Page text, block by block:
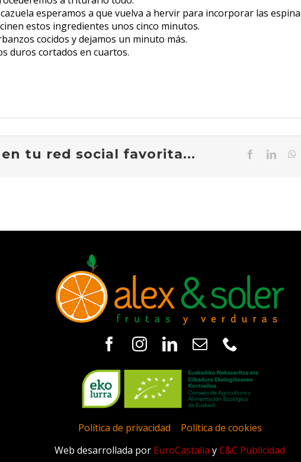
esperamos a que vuelva a hervir para incorporar las
estos ingredientes unos cinco minutos.
cocidos y dejamos un minuto más.
duros cortados en cuartos.
tu red social favorita... Facebook
Política de privacidad
Política de cookies
Web desarrollada por EuroCastalia y C&C Publicidad